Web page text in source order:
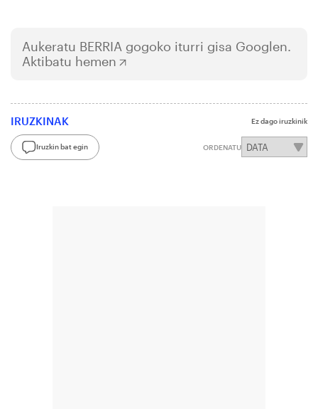
Aukeratu BERRIA gogoko iturri gisa Googlen.
Aktibatu hemen
IRUZKINAK Ez dago iruzkinik
Iruzkin bat egin ORDENATU